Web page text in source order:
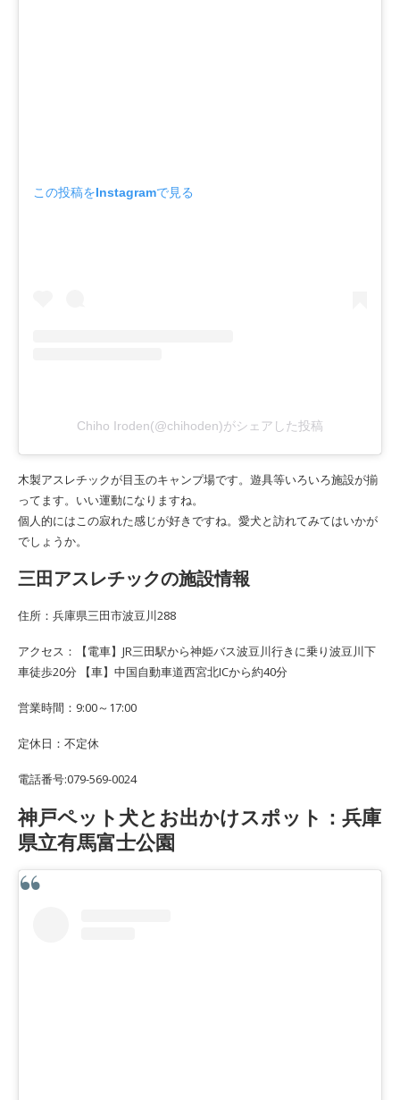
この投稿をInstagramで見る
Chiho Iroden(@chihoden)がシェアした投稿
木製アスレチックが目玉のキャンプ場です。遊具等いろいろ施設が揃
ってます。いい運動になりますね。
個人的にはこの寂れた感じが好きですね。愛犬と訪れてみてはいかが
でしょうか。
三田アスレチックの施設情報
住所：兵庫県三田市波豆川288
アクセス：【電車】JR三田駅から神姫バス波豆川行きに乗り波豆川下
車徒歩20分 【車】中国自動車道西宮北ICから約40分
営業時間：9:00～17:00
定休日：不定休
電話番号:079-569-0024
神戸ペット犬とお出かけスポット：兵庫
県立有馬富士公園